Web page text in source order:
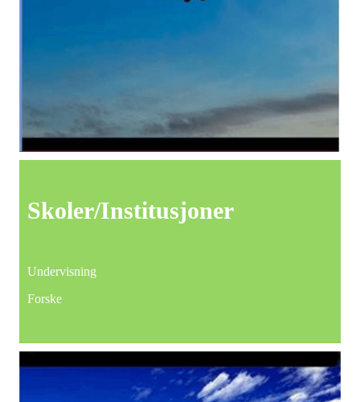
Skoler/Institusjoner
Undervisning
Forske